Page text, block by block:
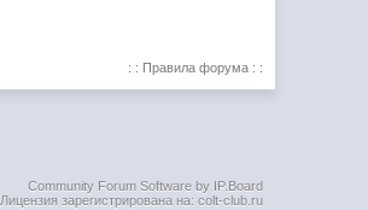
: : Правила форума : :
Community Forum Software by IP.Board
Лицензия зарегистрирована на: colt-club.ru